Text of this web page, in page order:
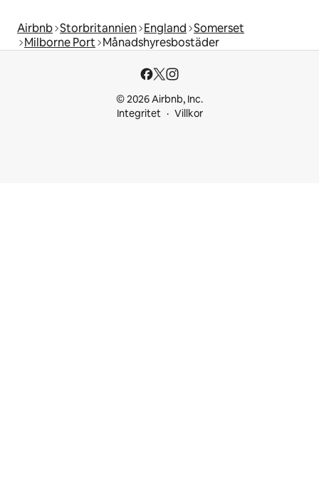
Airbnb Storbritannien England Somerset
Milborne Port Månadshyresbostäder
© 2026 Airbnb, Inc.
Integritet
Villkor